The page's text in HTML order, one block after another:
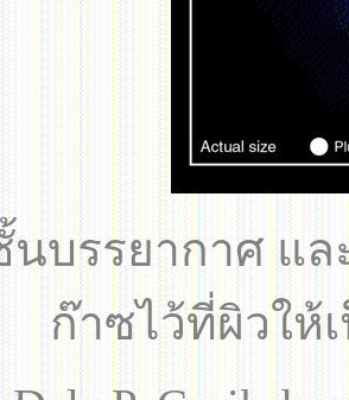
บรรยากาศ แล
ก๊าซไว้ที่ผิวให้